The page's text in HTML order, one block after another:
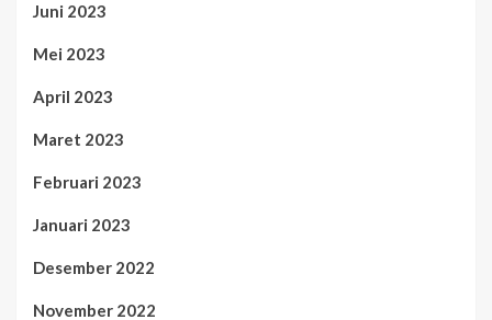
Juni 2023
Mei 2023
April 2023
Maret 2023
Februari 2023
Januari 2023
Desember 2022
November 2022